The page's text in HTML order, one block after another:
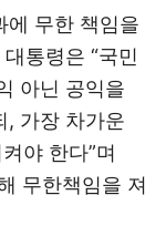
에 무한 책임을
통령은 “국민
아닌 공익을
, 가장 차가운
야 한다”며
무한책임을 져